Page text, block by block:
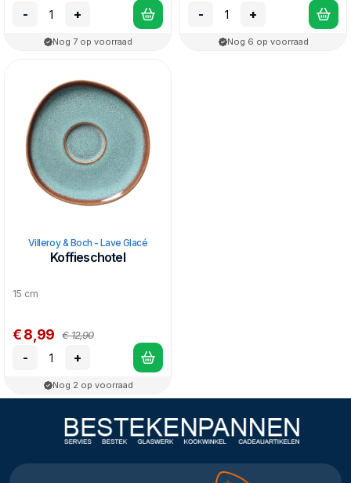
- +
Nog 7 op voorraad
- +
Nog 6 op voorraad
Villeroy & Boch - Lave Glacé
Koffieschotel
15 cm
€ 8,99 € 12,90
- +
Nog 2 op voorraad